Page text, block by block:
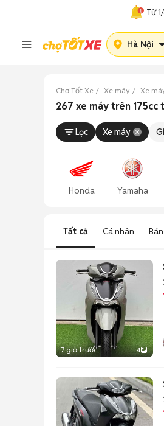
Từ
Hà Nội
Chợ Tốt Xe Xe máy Xe
267 xe máy trên 175cc
Lọc Xe máy
Honda Yamaha
Tất cả Cá nhân
7 giờ trước 4